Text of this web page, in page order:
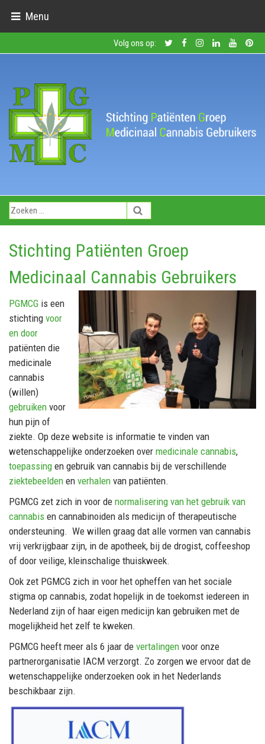
Menu
Volg ons op:
Stichting Patiënten Groep
Medicinaal Cannabis Gebruikers
PGMCG is een
stichting voor
en door
patiënten die
medicinale
cannabis
(willen)
gebruiken voor
hun pijn of
ziekte. Op deze website is informatie te vinden van
wetenschappelijke onderzoeken over medicinale cannabis,
toepassing en gebruik van cannabis bij de verschillende
ziektebeelden en verhalen van patiënten.
PGMCG zet zich in voor de normalisering van het gebruik van
cannabis en cannabinoiden als medicijn of therapeutische
ondersteuning. We willen graag dat alle vormen van cannabis
vrij verkrijgbaar zijn, in de apotheek, bij de drogist, coffeeshop
of door veilige, kleinschalige thuiskweek.
Ook zet PGMCG zich in voor het opheffen van het sociale
stigma op cannabis, zodat hopelijk in de toekomst iedereen in
Nederland zijn of haar eigen medicijn kan gebruiken met de
mogelijkheid het zelf te kweken.
PGMCG heeft meer als 6 jaar de vertalingen voor onze
partnerorganisatie IACM verzorgt. Zo zorgen we ervoor dat de
wetenschappelijke onderzoeken ook in het Nederlands
beschikbaar zijn.